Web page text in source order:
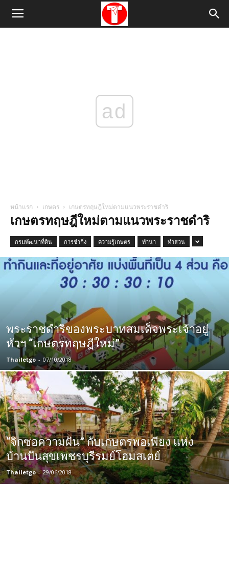
ad
หน้าแรก เกษตร เกษตรทฤษฎีใหม่ตามแนวพระราชดำริ
เกษตรทฤษฎีใหม่ตามแนวพระราชดำริ
กรมพัฒนาที่ดิน การชำกิ่ง ความรู้เกษตร ทำนา ทำสวน
พระราชดำริของพระบาทสมเด็จพระเจ้าอยู่
หัวฯ “เกษตรทฤษฎีใหม่”
Thailetgo - 07/10/2018
“จิกซอความฝัน” กับเกษตรพอเพียง แห่ง
บ้านปันสุขเพชรบุรีรมย์โฮมสเตย์
Thailetgo - 29/06/2018